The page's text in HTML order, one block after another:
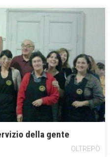
della gente
OLTREPÒ